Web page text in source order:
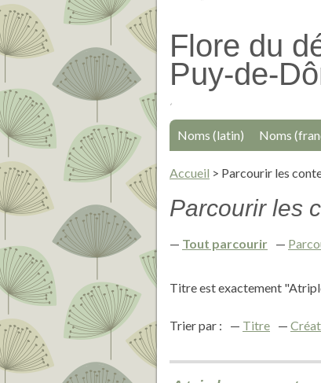
Passer
au
contenu
Flore du
Puy-de-
Noms (latin) Noms
Accueil > Parcourir les
Parcourir les
Tout parcourir
Titre est exactement
Trier par : Titre